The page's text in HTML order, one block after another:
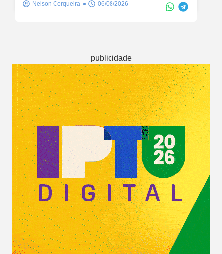
Neison Cerqueira 06/08/2026
publicidade